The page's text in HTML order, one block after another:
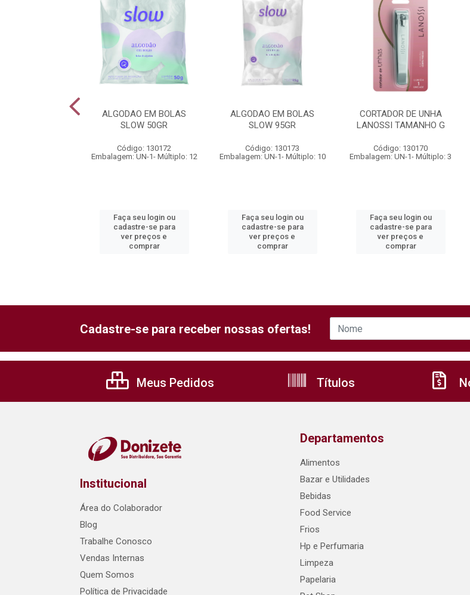
ALGODAO EM BOLAS
SLOW 50GR
Código: 130172
Embalagem: UN-1- Múltiplo: 12
Faça seu login ou
cadastre-se para
ver preços e
comprar
ALGODAO EM BOLAS
SLOW 95GR
Código: 130173
Embalagem: UN-1- Múltiplo: 10
Faça seu login ou
cadastre-se para
ver preços e
comprar
CORTADOR DE UNHA
LANOSSI TAMANHO G
Código: 130170
Embalagem: UN-1- Múltiplo: 3
Faça seu login ou
cadastre-se para
ver preços e
comprar
Cadastre-se para receber nossas ofertas!
Meus Pedidos Títulos
Institucional
Área do Colaborador
Blog
Trabalhe Conosco
Vendas Internas
Quem Somos
Política de Privacidade
Departamentos
Alimentos
Bazar e Utilidades
Bebidas
Food Service
Frios
Hp e Perfumaria
Limpeza
Papelaria